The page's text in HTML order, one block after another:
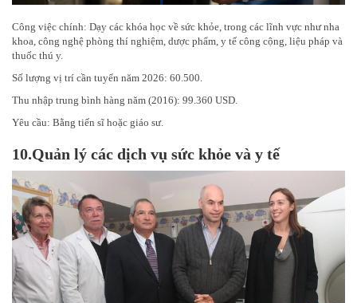
Công việc chính: Dạy các khóa học về sức khỏe, trong các lĩnh vực như nha
khoa, công nghệ phòng thí nghiệm, dược phẩm, y tế công cộng, liệu pháp và
thuốc thú y.
Số lượng vị trí cần tuyển năm 2026: 60.500.
Thu nhập trung bình hàng năm (2016): 99.360 USD.
Yêu cầu: Bằng tiến sĩ hoặc giáo sư.
10.Quản lý các dịch vụ sức khỏe và y tế